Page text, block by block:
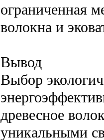
ограниченная
волокна и
Вывод
Выбор
древесное
уникальными